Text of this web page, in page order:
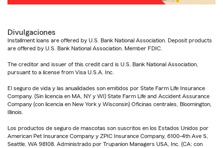
Divulgaciones
Installment loans are offered by U.S. Bank National Association. Deposit products
are offered by U.S. Bank National Association. Member FDIC.
The creditor and issuer of this credit card is U.S. Bank National Association,
pursuant to a license from Visa U.S.A. Inc.
El seguro de vida y las anualidades son emitidos por State Farm Life Insurance
Company. (Sin licencia en MA, NY y WI) State Farm Life and Accident Assurance
Company (con licencia en New York y Wisconsin) Oficinas centrales, Bloomington,
Illinois.
Los productos de seguro de mascotas son suscritos en los Estados Unidos por
American Pet Insurance Company y ZPIC Insurance Company, 6100-4th Ave S,
Seattle, WA 98108. Administrado por Trupanion Managers USA, Inc. (CA: con